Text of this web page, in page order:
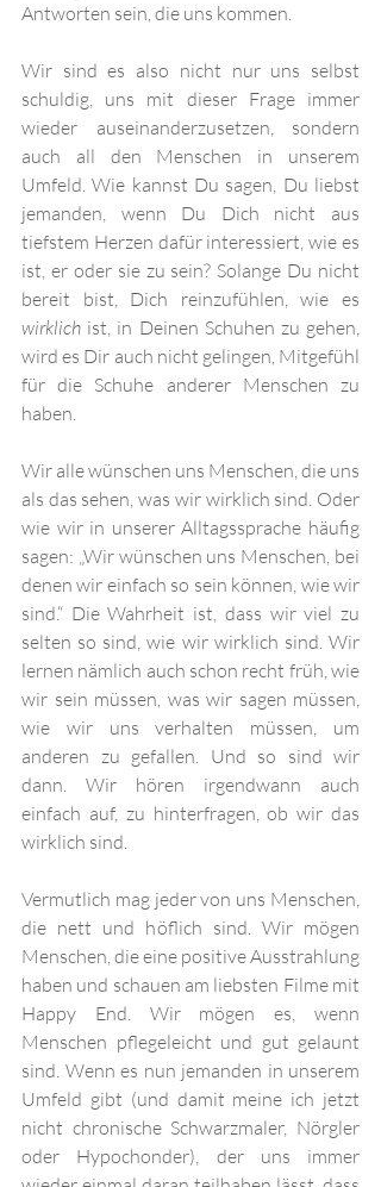
Antworten sein, die uns kommen.
Wir sind es also nicht nur uns selbst
schuldig, uns mit dieser Frage immer
wieder auseinanderzusetzen, sondern
auch all den Menschen in unserem
Umfeld. Wie kannst Du sagen, Du liebst
jemanden, wenn Du Dich nicht aus
tiefstem Herzen dafür interessiert, wie es
ist, er oder sie zu sein? Solange Du nicht
wirklich ist, in Deinen Schuhen zu gehen,
wird es Dir auch nicht gelingen, Mitgefühl
für die Schuhe anderer Menschen zu
haben.
Wir alle wünschen uns Menschen, die uns
als das sehen, was wir wirklich sind. Oder
wie wir in unserer Alltagssprache häufig
sagen: „Wir wünschen uns Menschen, bei
denen wir einfach so sein können, wie wir
sind.“ Die Wahrheit ist, dass wir viel zu
selten so sind, wie wir wirklich sind. Wir
lernen nämlich auch schon recht früh, wie
wir sein müssen, was wir sagen müssen,
wie wir uns verhalten müssen, um
anderen zu gefallen. Und so sind wir
dann. Wir hören irgendwann auch
einfach auf, zu hinterfragen, ob wir das
wirklich sind.
Vermutlich mag jeder von uns Menschen,
die nett und höflich sind. Wir mögen
Menschen, die eine positive Ausstrahlung
haben und schauen am liebsten Filme mit
Happy End. Wir mögen es, wenn
Menschen pflegeleicht und gut gelaunt
sind. Wenn es nun jemanden in unserem
Umfeld gibt (und damit meine ich jetzt
nicht chronische Schwarzmaler, Nörgler
oder Hypochonder), der uns immer